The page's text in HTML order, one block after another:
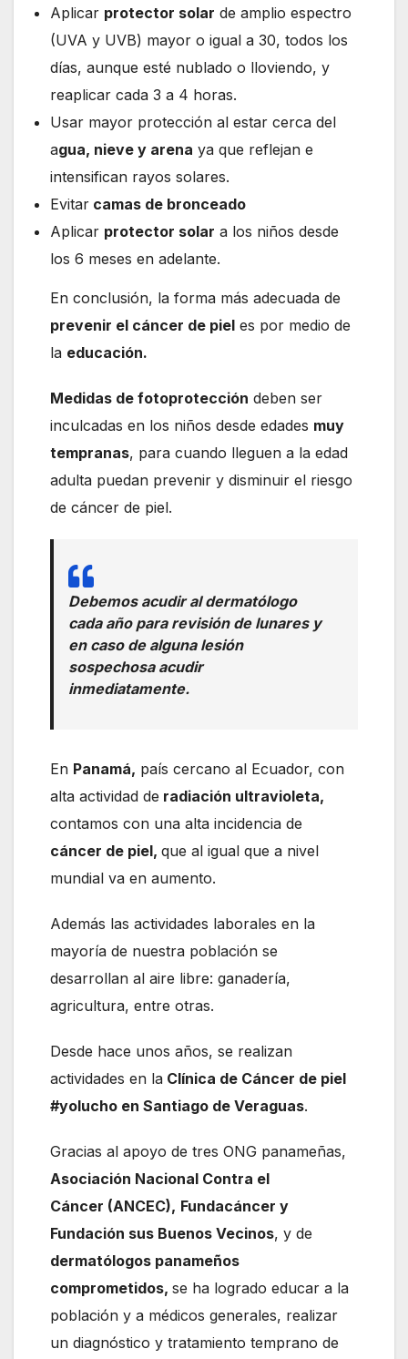
Aplicar protector solar de amplio espectro
(UVA y UVB) mayor o igual a 30, todos los
días, aunque esté nublado o lloviendo, y
reaplicar cada 3 a 4 horas.
Usar mayor protección al estar cerca del
agua, nieve y arena ya que reflejan e
intensifican rayos solares.
Evitar camas de bronceado
Aplicar protector solar a los niños desde
los 6 meses en adelante.
En conclusión, la forma más adecuada de
prevenir el cáncer de piel es por medio de
la educación.
Medidas de fotoprotección deben ser
inculcadas en los niños desde edades muy
tempranas, para cuando lleguen a la edad
adulta puedan prevenir y disminuir el riesgo
de cáncer de piel.
Debemos acudir al dermatólogo
cada año para revisión de lunares y
en caso de alguna lesión
sospechosa acudir
inmediatamente.
En Panamá, país cercano al Ecuador, con
alta actividad de radiación ultravioleta,
contamos con una alta incidencia de
cáncer de piel, que al igual que a nivel
mundial va en aumento.
Además las actividades laborales en la
mayoría de nuestra población se
desarrollan al aire libre: ganadería,
agricultura, entre otras.
Desde hace unos años, se realizan
actividades en la Clínica de Cáncer de piel
#yolucho en Santiago de Veraguas.
Gracias al apoyo de tres ONG panameñas,
Asociación Nacional Contra el
Cáncer (ANCEC), Fundacáncer y
Fundación sus Buenos Vecinos, y de
dermatólogos panameños
comprometidos, se ha logrado educar a la
población y a médicos generales, realizar
un diagnóstico y tratamiento temprano de